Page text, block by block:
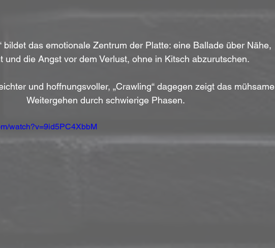
bildet das emotionale Zentrum der Platte: eine Ballade über Nähe,
und die Angst vor dem Verlust, ohne in Kitsch abzurutschen.
und hoffnungsvoller, „Crawling“ dagegen zeigt das mühsame
Weitergehen durch schwierige Phasen.
watch?v=9id5PC4XbbM